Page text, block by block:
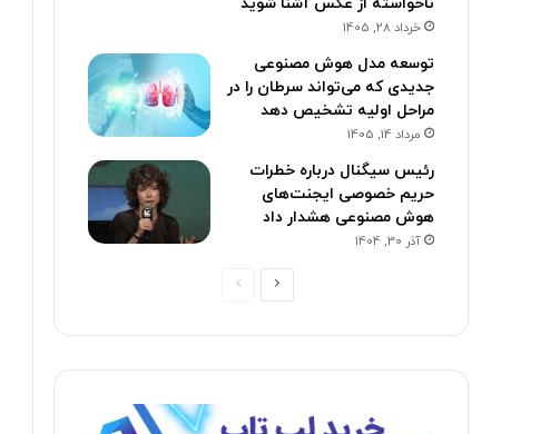
خرداد 28, 1405
توسعه مدل هوش مصنوعی
جدیدی که می‌تواند سرطان را در
مراحل اولیه تشخیص دهد
مرداد 14, 1405
رئیس سیگنال درباره خطرات
حریم خصوصی ایجنت‌های
هوش مصنوعی هشدار داد
آذر 30, 1404
صفحه
صفحه